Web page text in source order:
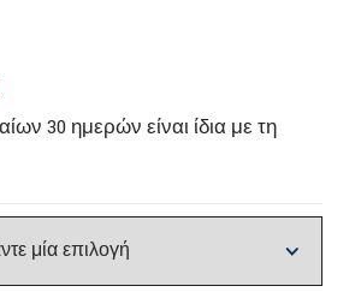
30 ημερών είναι ίδια με τη